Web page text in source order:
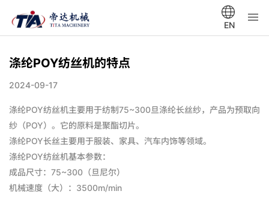
EN
涤纶POY纺丝机的特点
2024-09-17
涤纶POY纺丝机主要用于纺制75~300旦涤纶长丝纱，产品为预取向
纱（POY）。它的原料是聚酯切片。
涤纶POY长丝主要用于服装、家具、汽车内饰等领域。
涤纶POY纺丝机基本参数：
成品尺寸：75~300（旦尼尔）
机械速度（大）：3500m/min